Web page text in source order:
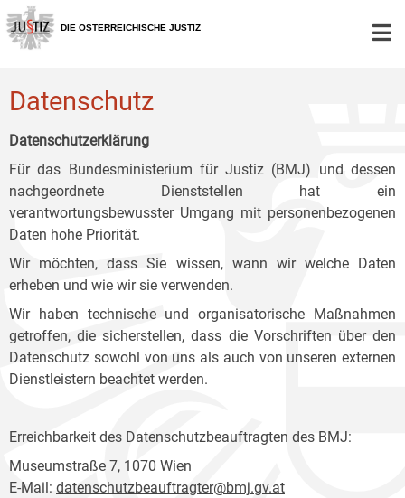
Zur
Hauptnavigation
[1]
Zum
Inhalt
[2]
Zum
Untermenü
[3]
DIE ÖSTERREICHISCHE JUSTIZ
Datenschutz
Datenschutzerklärung
Für das Bundesministerium für Justiz (BMJ) und dessen
nachgeordnete Dienststellen hat ein
verantwortungsbewusster Umgang mit personenbezogenen
Daten hohe Priorität.
Wir möchten, dass Sie wissen, wann wir welche Daten
erheben und wie wir sie verwenden.
Wir haben technische und organisatorische Maßnahmen
getroffen, die sicherstellen, dass die Vorschriften über den
Datenschutz sowohl von uns als auch von unseren externen
Dienstleistern beachtet werden.
Erreichbarkeit des Datenschutzbeauftragten des BMJ:
Museumstraße 7, 1070 Wien
E-Mail: datenschutzbeauftragter@bmj.gv.at